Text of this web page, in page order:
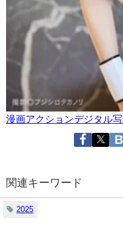
漫画アクションデジタル
関連キーワード
2025